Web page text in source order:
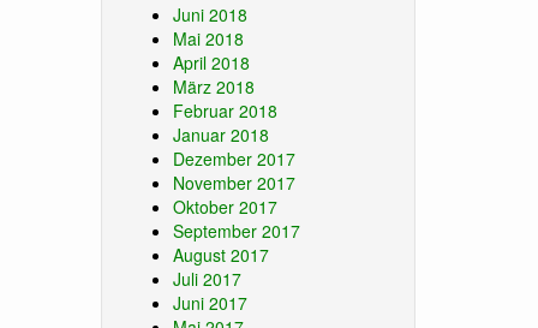
Juni 2018
Mai 2018
April 2018
März 2018
Februar 2018
Januar 2018
Dezember 2017
November 2017
Oktober 2017
September 2017
August 2017
Juli 2017
Juni 2017